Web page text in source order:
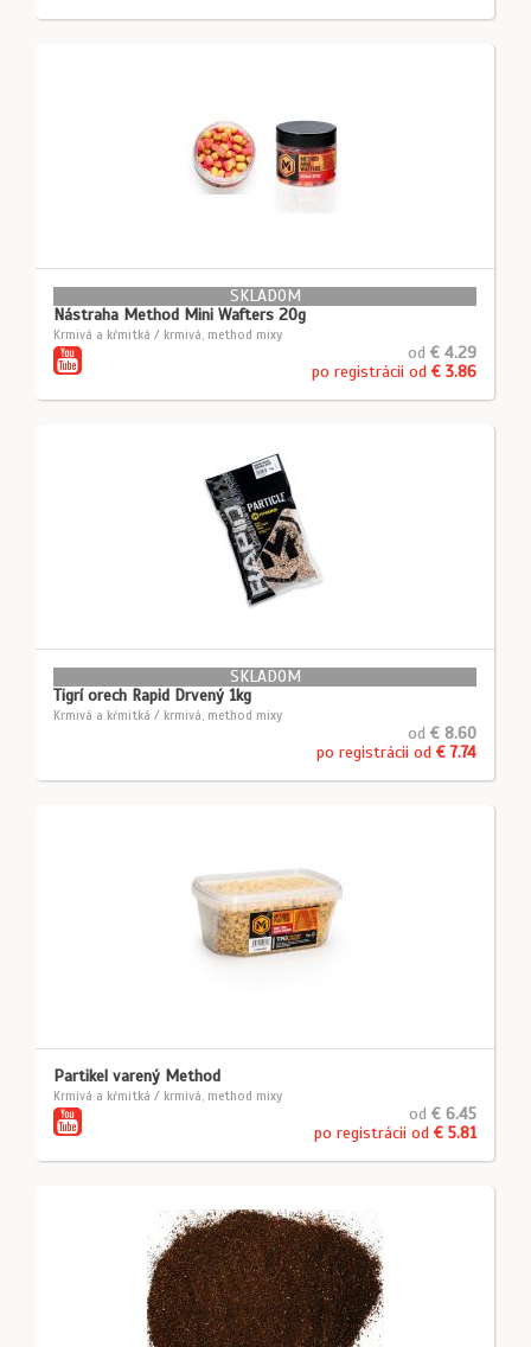
SKLADOM
Nástraha Method Mini Wafters 20g
Krmivá a kŕmitká / krmivá, method mixy
od € 4.29
po registrácii od € 3.86
SKLADOM
Tigrí orech Rapid Drvený 1kg
Krmivá a kŕmitká / krmivá, method mixy
od € 8.60
po registrácii od € 7.74
Partikel varený Method
Krmivá a kŕmitká / krmivá, method mixy
od € 6.45
po registrácii od € 5.81